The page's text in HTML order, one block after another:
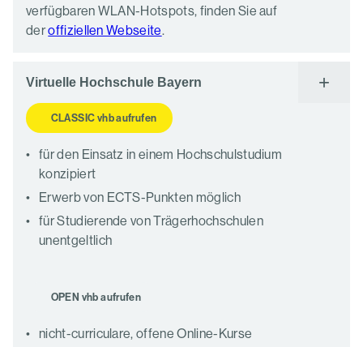
verfügbaren WLAN-Hotspots, finden Sie auf
deroffiziellen Webseite.
Virtuelle Hochschule Bayern
CLASSIC vhb aufrufen
für den Einsatz in einem Hochschulstudium
konzipiert
Erwerb von ECTS-Punkten möglich
für Studierende von Trägerhochschulen
unentgeltlich
OPEN vhb aufrufen
nicht-curriculare, offene Online-Kurse